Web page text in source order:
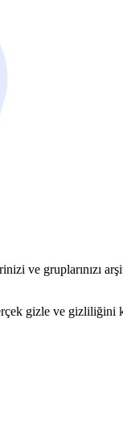
ve gruplarınızı
gizle ve gizliliğini